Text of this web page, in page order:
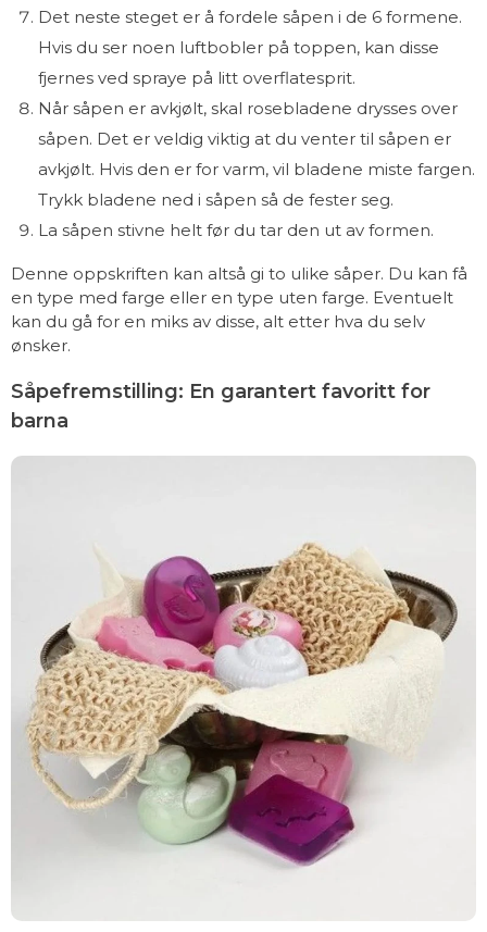
Det neste steget er å fordele såpen i de 6 formene.
Hvis du ser noen luftbobler på toppen, kan disse
fjernes ved spraye på litt overflatesprit.
Når såpen er avkjølt, skal rosebladene drysses over
såpen. Det er veldig viktig at du venter til såpen er
avkjølt. Hvis den er for varm, vil bladene miste fargen.
Trykk bladene ned i såpen så de fester seg.
La såpen stivne helt før du tar den ut av formen.
Denne oppskriften kan altså gi to ulike såper. Du kan få
en type med farge eller en type uten farge. Eventuelt
kan du gå for en miks av disse, alt etter hva du selv
ønsker.
Såpefremstilling: En garantert favoritt for
barna